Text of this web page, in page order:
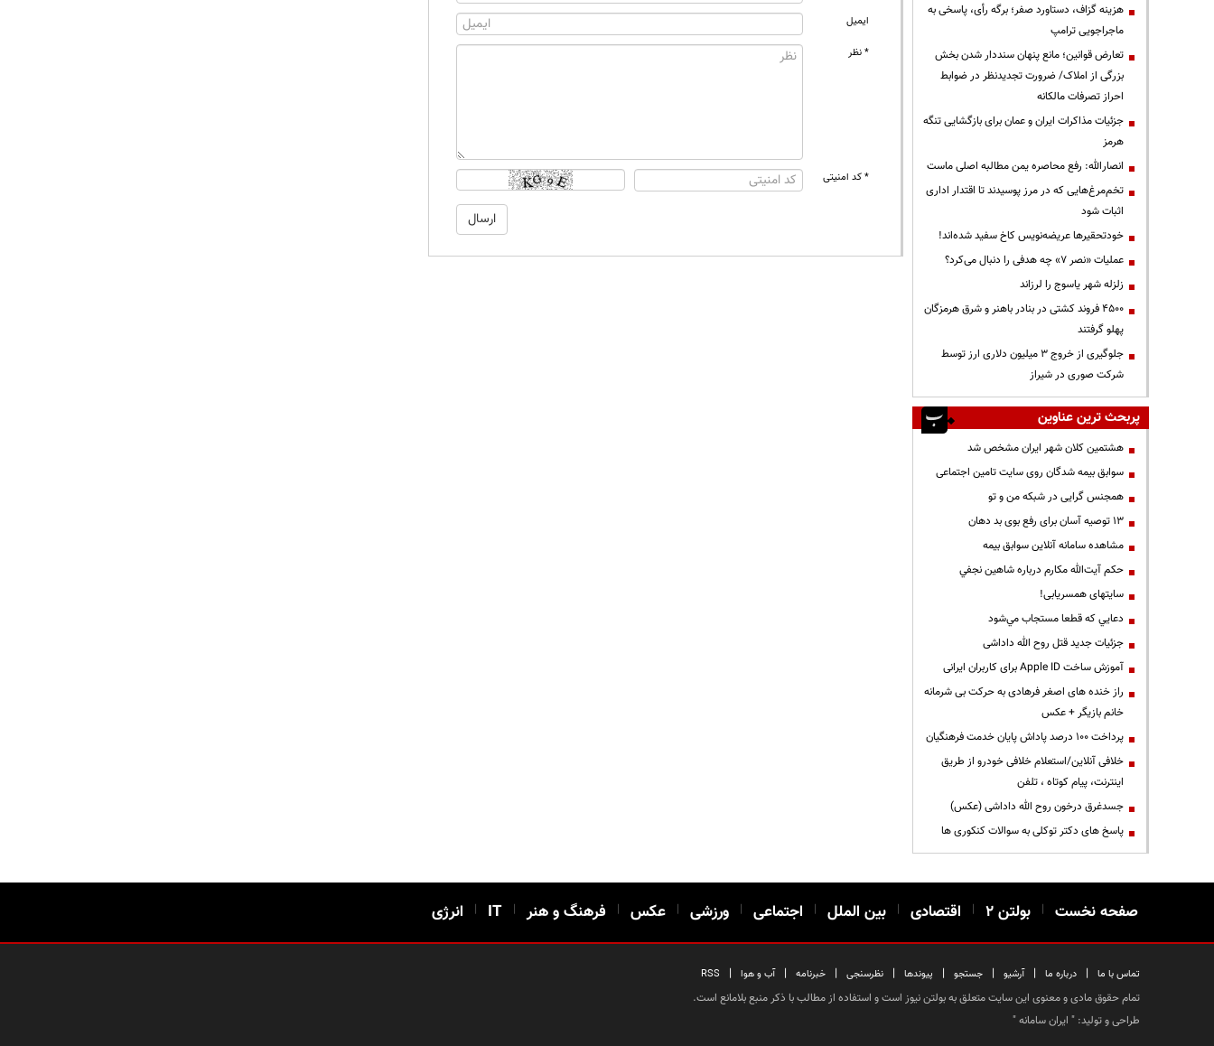
ایمیل
* نظر
* کد امنیتی
هزینه گزاف، دستاورد صفر؛ برگه رأی، پاسخی به
ماجراجویی ترامپ
تعارض قوانین؛ مانع پنهان سنددار شدن بخش
بزرگی از املاک/ ضرورت تجدیدنظر در ضوابط
احراز تصرفات مالکانه
جزئیات مذاکرات ایران و عمان برای بازگشایی تنگه
هرمز
انصارالله: رفع محاصره یمن مطالبه اصلی ماست
تخم‌مرغ‌هایی که در مرز پوسیدند تا اقتدار اداری
اثبات شود
خودتحقیرها عریضه‌نویس کاخ سفید شده‌اند!
عملیات «نصر ۷» چه هدفی را دنبال می‌کرد؟
زلزله شهر یاسوج را لرزاند
۴۵۰۰ فروند کشتی در بنادر باهنر و شرق هرمزگان
پهلو گرفتند
جلوگیری از خروج ۳ میلیون دلاری ارز توسط
شرکت صوری در شیراز
پربحث ترین عناوین
هشتمین کلان شهر ایران مشخص شد
سوابق بیمه شدگان روی سایت تامین اجتماعی
همجنس گرایی در شبکه من و تو
13 توصیه آسان برای رفع بوی بد دهان
مشاهده سامانه آنلاين سوابق بیمه
حكم آيت‌الله مكارم درباره شاهين نجفي
سایتهای همسریابی!
دعايي كه قطعا مستجاب مي‌شود
جزئیات جدید قتل روح الله داداشی
آموزش ساخت Apple ID برای کاربران ایرانی
راز خنده های اصغر فرهادی به حرکت بی شرمانه
خانم بازیگر + عکس
پرداخت ۱۰۰ درصد پاداش پایان خدمت فرهنگیان
خلافی آنلاین/استعلام خلافی خودرو از طریق
اینترنت، پیام کوتاه ، تلفن
جسدغرق درخون روح الله داداشی (عکس)
پاسخ های دکتر توکلی به سوالات کنکوری ها
صفحه نخست | بولتن ۲ | اقتصادی | بین الملل | اجتماعی | ورزشی | عکس | فرهنگ و هنر |
IT
| انرژی
تماس با ما | درباره ما | آرشیو | جستجو | پیوندها | نظرسنجی | خبرنامه | آب و هوا |
RSS
تمام حقوق مادی و معنوی این سایت متعلق به بولتن نیوز است و استفاده از مطالب با ذکر منبع بلامانع است.
طراحی و تولید: " ایران سامانه"